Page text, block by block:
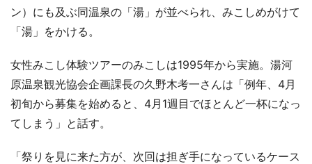
ン）にも及ぶ同温泉の「湯」が並べられ、みこしめがけて
「湯」をかける。
女性みこし体験ツアーのみこしは1995年から実施。湯河
原温泉観光協会企画課長の久野木考一さんは「例年、4月
初旬から募集を始めると、4月1週目でほとんど一杯になっ
てしまう」と話す。
「祭りを見に来た方が、次回は担ぎ手になっているケース